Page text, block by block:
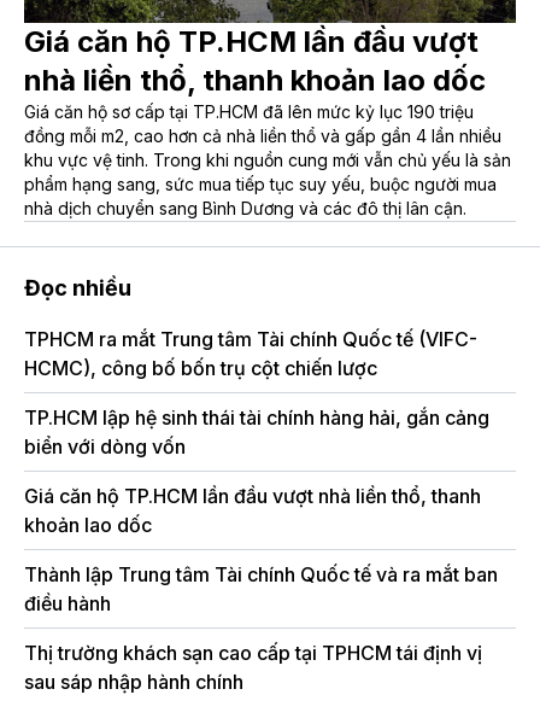
Giá căn hộ TP.HCM lần đầu vượt
nhà liền thổ, thanh khoản lao dốc
Giá căn hộ sơ cấp tại TP.HCM đã lên mức kỷ lục 190 triệu
đồng mỗi m2, cao hơn cả nhà liền thổ và gấp gần 4 lần nhiều
khu vực vệ tinh. Trong khi nguồn cung mới vẫn chủ yếu là sản
phẩm hạng sang, sức mua tiếp tục suy yếu, buộc người mua
nhà dịch chuyển sang Bình Dương và các đô thị lân cận.
Đọc nhiều
TPHCM ra mắt Trung tâm Tài chính Quốc tế (VIFC-
HCMC), công bố bốn trụ cột chiến lược
TP.HCM lập hệ sinh thái tài chính hàng hải, gắn cảng
biển với dòng vốn
Giá căn hộ TP.HCM lần đầu vượt nhà liền thổ, thanh
khoản lao dốc
Thành lập Trung tâm Tài chính Quốc tế và ra mắt ban
điều hành
Thị trường khách sạn cao cấp tại TPHCM tái định vị
sau sáp nhập hành chính